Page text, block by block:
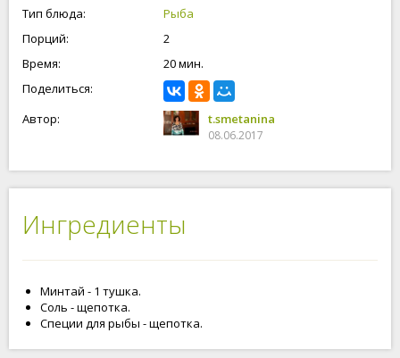
Тип блюда:
Рыба
Порций:
2
Время:
20 мин.
Поделиться:
Автор:
t.smetanina
08.06.2017
Ингредиенты
Минтай - 1 тушка.
Соль - щепотка.
Специи для рыбы - щепотка.